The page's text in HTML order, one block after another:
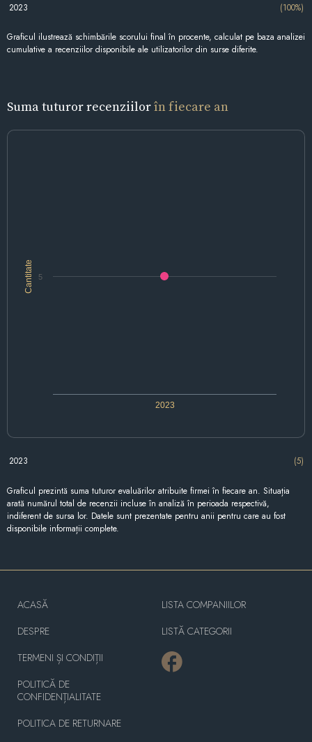
2023 (100%)
Graficul ilustrează schimbările scorului final în procente, calculat pe baza analizei
cumulative a recenziilor disponibile ale utilizatorilor din surse diferite.
Suma tuturor recenziilorîn fiecare an
Cantitate
2023
5
2023 (5)
Graficul prezintă suma tuturor evaluărilor atribuite firmei în fiecare an. Situația
arată numărul total de recenzii incluse în analiză în perioada respectivă,
indiferent de sursa lor. Datele sunt prezentate pentru anii pentru care au fost
disponibile informații complete.
ACASĂ
DESPRE
TERMENI ȘI CONDIȚII
POLITICĂ DE
CONFIDENȚIALITATE
POLITICA DE RETURNARE
LISTA COMPANIILOR
LISTĂ CATEGORII